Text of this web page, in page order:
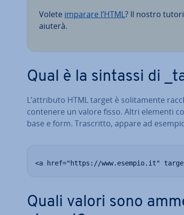
Volete imparare l’HTML? Il nostro
aiuterà.
Qual è la sintassi di
L’attributo HTML target è so­li­ta­men­te
contenere un valore fisso. Altri elementi
base e form. Tra­scrit­to, appare ad
<a href="https://www.esempio.it"
Quali valori sono